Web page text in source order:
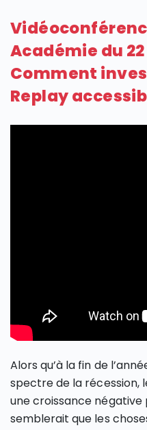
Académie du
Comment
Replay
Alors qu’à la fin de
spectre de la récession,
une croissance négative
semblerait que les